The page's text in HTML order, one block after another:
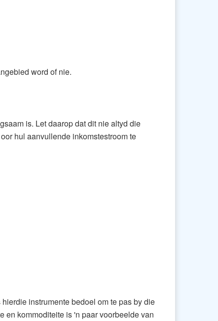
word of nie.
is. Let daarop dat dit nie altyd die
hul aanvullende inkomstestroom te
instrumente bedoel om te pas by die
en kommoditeite is 'n paar voorbeelde van